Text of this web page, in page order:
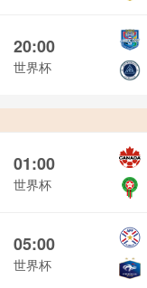
20:00
世界杯
01:00
世界杯
05:00
世界杯